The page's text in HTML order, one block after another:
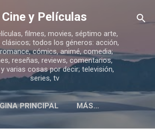
Ir al contenido principal
Cine y Películas
filmes, movies, séptimo arte,
clásicos; todos los géneros: acción,
cómics, animé, comedia;
reseñas, reviews, comentarios,
varias cosas por decir; televisión,
series, tv
PRINCIPAL MÁS…
ACERCA DE ESTE BLOG